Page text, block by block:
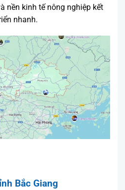
nền kinh tế nông nghiệp kết
nhanh.
Bắc Giang